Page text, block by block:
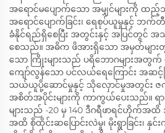
အရောင်မပျောက်သော အမျှင်များကို ထည့်
အရောင်ပျောက်ခြင်း၊ ရေစုပ်ယူမှုနှင့် ဘက်တီး
ခံနိုင်ရည်ရှိစေပြီး အတွင်းနှင့် အပြင်တွင် အ
စေသည်။ အဓိက ဖိအားရှိသော အမှတ်များတွ
သော ကြိုးများသည် ပရိဘောဂများအတွ
ကျော်လွန်သော ပင်လယ်ရေကြောင်း အဆင့်က
သယ်ယူပို့ဆောင်မှုနှင့် သိုလှောင်မှုအတွင်း ဇ
အစိတ်အပိုင်းများကို ကာကွယ်ပေးသည်။ ရ
များသည် -20 မှ 140 ဒီဂရီဖာရင်ဟိုက်အထိ အ
အထိ စိုထိုင်းဆပြောင်းလဲမှု၊ မိုးရွာခြင်း၊ နှင်း